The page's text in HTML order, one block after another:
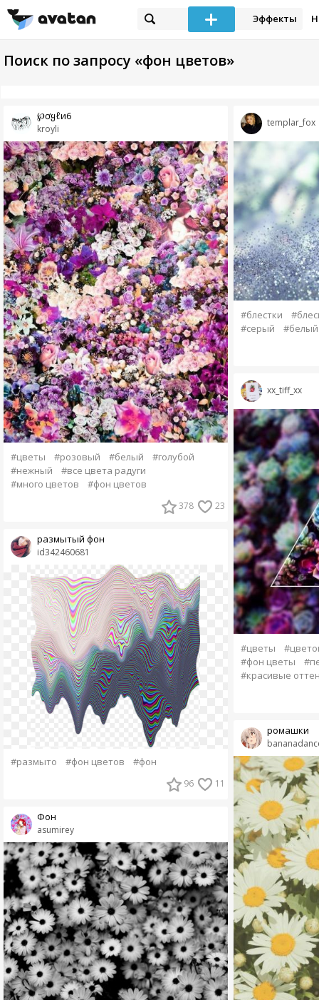
Эффекты
Поиск по запросу «фон цветов»
kroyli
Ҝ℘ơყℓи6
#цветы #розовый #белый
#голубой
#нежный
#все цвета радуги
#много цветов
#фон цветов
378 23
id342460681
размытый фон
#размыто #фон цветов #фон
96 11
asumirey
Фон
templar_fox
#блестки
#серый
#белый
xx_tiff_xx
#цветы
#фон цветы
#красивые
ромашки